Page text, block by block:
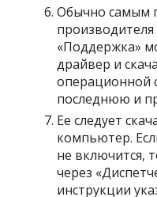
Обычно самым
производителя
«Поддержка»
драйвер и
операционной
последнюю и
Ее следует
компьютер.
не включится,
через
инструкции